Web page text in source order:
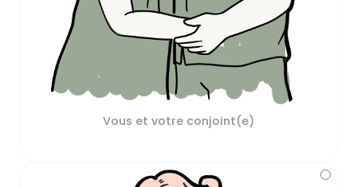
Vous et votre conjoint(e)